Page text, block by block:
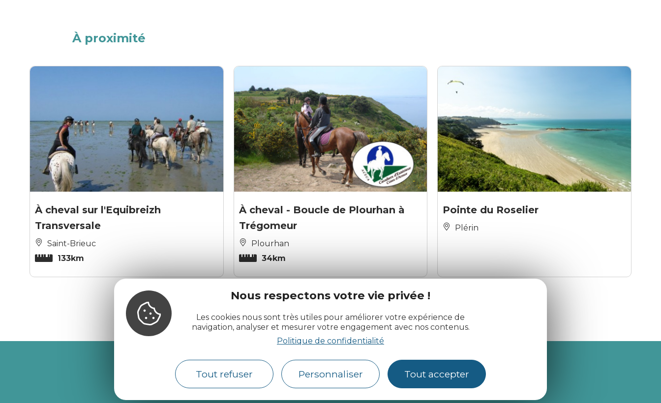
Nous respectons votre vie privée !
Les cookies nous sont très utiles pour améliorer votre expérience de
navigation, analyser et mesurer votre engagement avec nos contenus.
Politique de confidentialité
Tout refuser Personnaliser Tout accepter
À proximité
À cheval sur l'Equibreizh
Transversale
Saint-Brieuc
133km
À cheval - Boucle de Plourhan à
Trégomeur
Plourhan
34km
Pointe du Roselier
Plérin
Recevez l’actualité des Côtes d’Armor je m'abonne